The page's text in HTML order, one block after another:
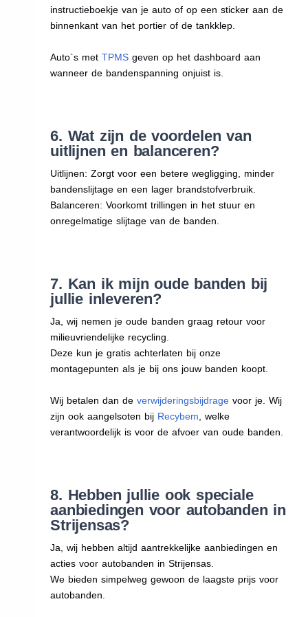
instructieboekje van je auto of op een sticker aan de
binnenkant van het portier of de tankklep.
Auto`s metTPMS geven op het dashboard aan
wanneer de bandenspanning onjuist is.
6. Wat zijn de voordelen van
uitlijnen en balanceren?
Uitlijnen: Zorgt voor een betere wegligging, minder
bandenslijtage en een lager brandstofverbruik.
Balanceren: Voorkomt trillingen in het stuur en
onregelmatige slijtage van de banden.
7. Kan ik mijn oude banden bij
jullie inleveren?
Ja, wij nemen je oude banden graag retour voor
milieuvriendelijke recycling.
Deze kun je gratis achterlaten bij onze
montagepunten als je bij ons jouw banden koopt.
Wij betalen dan deverwijderingsbijdrage voor je. Wij
zijn ook aangelsoten bij Recybem , welke
verantwoordelijk is voor de afvoer van oude banden.
8. Hebben jullie ook speciale
aanbiedingen voor autobanden in
Strijensas?
Ja, wij hebben altijd aantrekkelijke aanbiedingen en
acties voor autobanden in Strijensas.
We bieden simpelweg gewoon de laagste prijs voor
autobanden.